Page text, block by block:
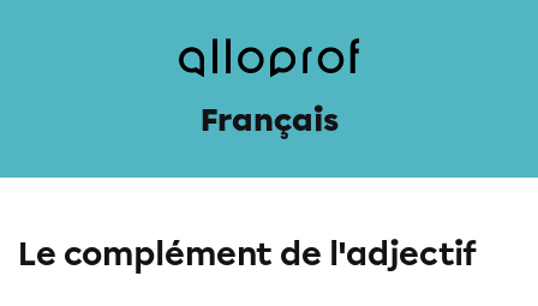
Français
Le complément de l'adjectif